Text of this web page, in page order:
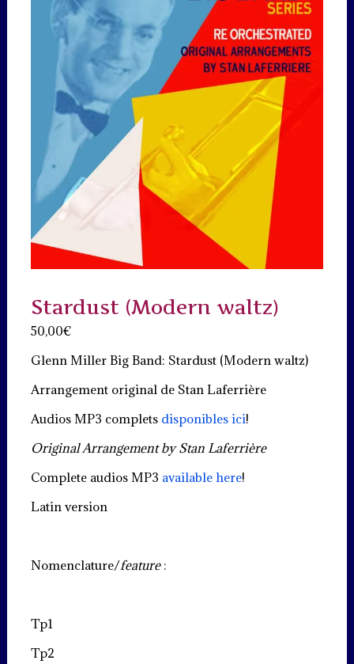
Stardust (Modern waltz)
50,00€
Glenn Miller Big Band: Stardust (Modern waltz)
Arrangement original de Stan Laferrière
Audios MP3 complets disponibles ici!
Original Arrangement by Stan Laferrière
Complete audios MP3 available here!
Latin version
Nomenclature/feature:
Tp1
Tp2